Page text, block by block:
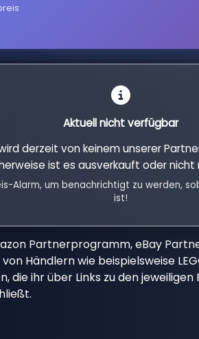
Aktuell nicht verfügbar
derzeit von keinem unserer
ist es ausverkauft oder nicht
Alarm, um benachrichtigt zu werden,
ist!
Partnerprogramm, eBay
Händlern wie beispielsweise
die ihr über Links zu den